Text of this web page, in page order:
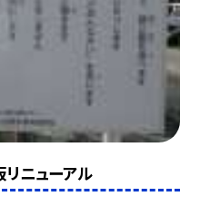
リニューアル